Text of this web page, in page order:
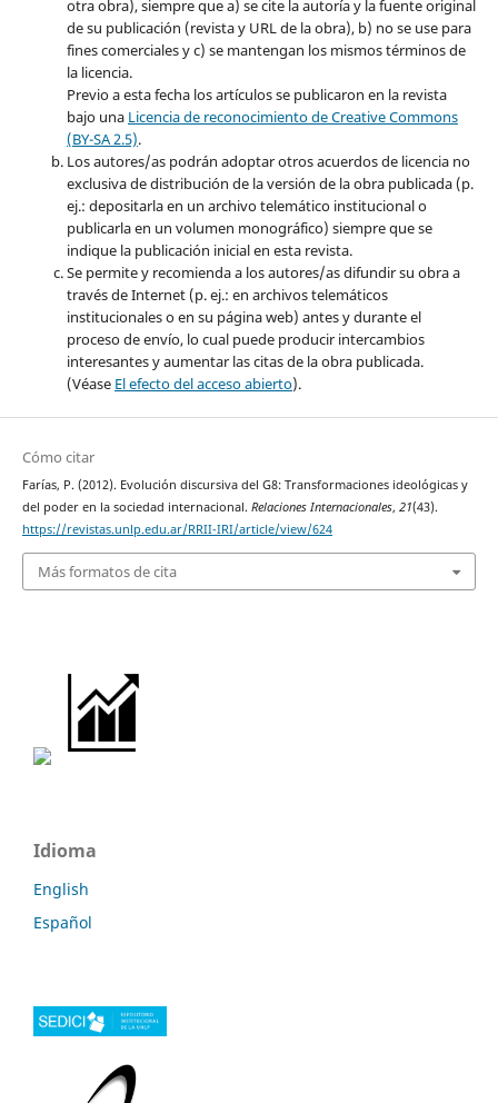
otra obra), siempre que a) se cite la autoría y la fuente original
de su publicación (revista y URL de la obra), b) no se use para
fines comerciales y c) se mantengan los mismos términos de
la licencia.
Previo a esta fecha los artículos se publicaron en la revista
bajo una Licencia de reconocimiento de Creative Commons
(BY-SA 2.5).
Los autores/as podrán adoptar otros acuerdos de licencia no
exclusiva de distribución de la versión de la obra publicada (p.
ej.: depositarla en un archivo telemático institucional o
publicarla en un volumen monográfico) siempre que se
indique la publicación inicial en esta revista.
Se permite y recomienda a los autores/as difundir su obra a
través de Internet (p. ej.: en archivos telemáticos
institucionales o en su página web) antes y durante el
proceso de envío, lo cual puede producir intercambios
interesantes y aumentar las citas de la obra publicada.
(Véase El efecto del acceso abierto).
Cómo citar
Farías, P. (2012). Evolución discursiva del G8: Transformaciones ideológicas y
del poder en la sociedad internacional. Relaciones Internacionales, 21(43).
https://revistas.unlp.edu.ar/RRII-IRI/article/view/624
Más formatos de cita
Idioma
English
Español